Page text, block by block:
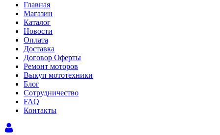
Главная
Магазин
Каталог
Новости
Оплата
Доставка
Договор Оферты
Ремонт моторов
Выкуп мототехники
Блог
Сотрудничество
FAQ
Контакты